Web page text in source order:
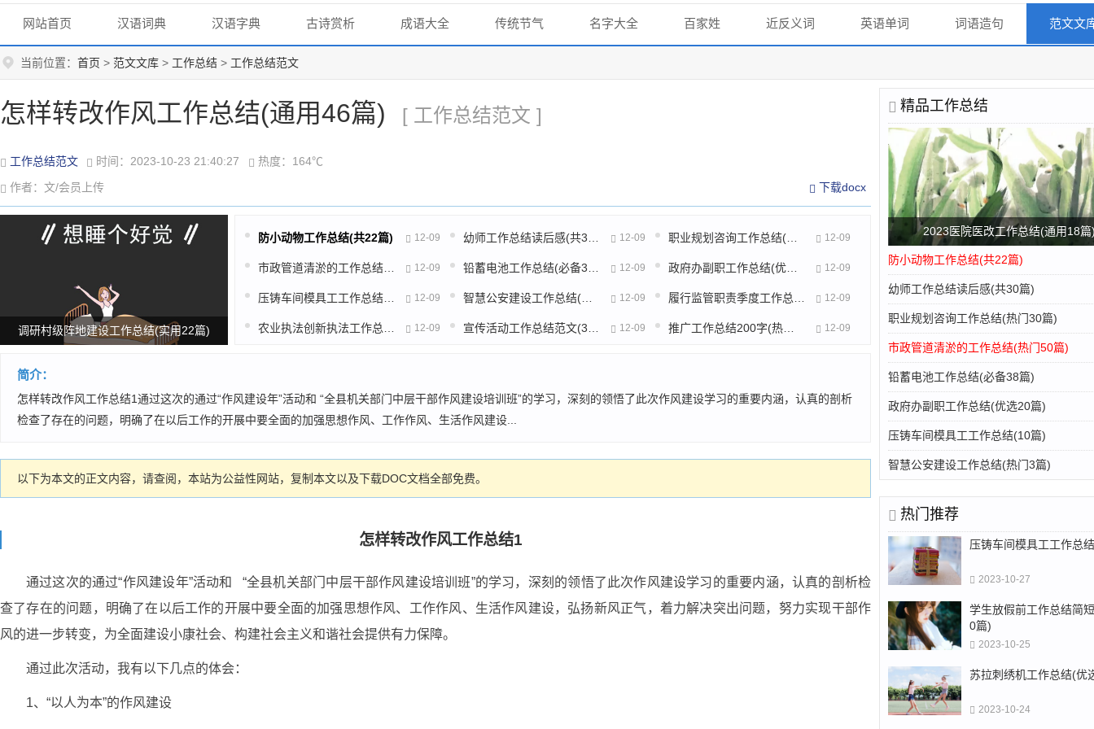
网站首页 汉语词典 汉语字典 古诗赏析 成语大全 传统节气 名字大全 百家姓 近反义词 英语单词 词语造句 范文文
当前位置： 首页 > 范文文库 > 工作总结 > 工作总结范文
怎样转改作风工作总结(通用46篇) [ 工作总结范文 ]
工作总结范文 时间：2023-10-23 21:40:27
热度：164℃
作者：文/会员上传
下载docx
调研村级阵地建设工作总结(实用22篇)
防小动物工作总结(共22篇) 12-09 12-09 12-09
12-09 12-09 12-09
12-09 12-09 12-09
12-09 12-09 12-09
简介：
怎样转改作风工作总结1通过这次的通过“作风建设年”活动和 “全县机关部门中层干部作风建设培训班”的学习，深刻的领悟了此次作风建设学习的重要内涵，认真的剖析
检查了存在的问题，明确了在以后工作的开展中要全面的加强思想作风、工作作风、生活作风建设...
以下为本文的正文内容，请查阅，本站为公益性网站，复制本文以及下载DOC文档全部免费。
怎样转改作风工作总结1
通过这次的通过“作风建设年”活动和 “全县机关部门中层干部作风建设培训班”的学习，深刻的领悟了此次作风建设学习的重要内涵，认真的剖析检
查了存在的问题，明确了在以后工作的开展中要全面的加强思想作风、工作作风、生活作风建设，弘扬新风正气，着力解决突出问题，努力实现干部作
风的进一步转变，为全面建设小康社会、构建社会主义和谐社会提供有力保障。
通过此次活动，我有以下几点的体会：
1、“以人为本”的作风建设
精品工作总结
2023医院医改工作总结(通用18篇
防小动物工作总结(共22篇)
幼师工作总结读后感(共30篇)
职业规划咨询工作总结(热门30篇)
市政管道清淤的工作总结(热门50篇)
铅蓄电池工作总结(必备38篇)
政府办副职工作总结(优选20篇)
压铸车间模具工工作总结(10篇)
智慧公安建设工作总结(热门3篇)
热门推荐
压铸车间模具工工作总
2023-10-27
学生放假前工作总结简
0篇)
2023-10-25
苏拉刺绣机工作总结(优
2023-10-24